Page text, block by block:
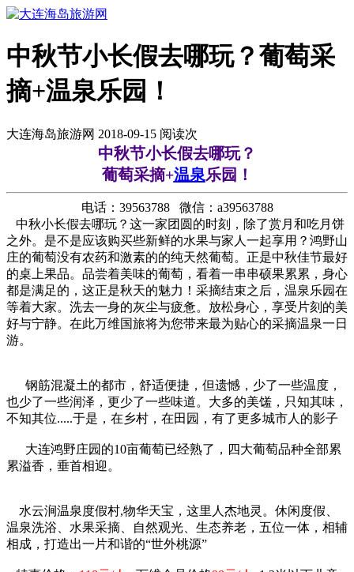
中秋节小长假去哪玩？葡萄采
摘+温泉乐园！
大连海岛旅游网 2018-09-15 阅读次
中秋节小长假去哪玩？
葡萄采摘+温泉乐园！
电话：39563788 微信：a39563788
中秋小长假去哪玩？这一家团圆的时刻，除了赏月和吃月饼
之外。是不是应该购买些新鲜的水果与家人一起享用？鸿野山
庄的葡萄没有农药和激素的的纯天然葡萄。正是中秋佳节最好
的桌上果品。品尝着美味的葡萄，看着一串串硕果累累，身心
都是满足的，这正是秋天的魅力！采摘结束之后，温泉乐园在
等着大家。洗去一身的灰尘与疲惫。放松身心，享受片刻的美
好与宁静。 在此万维国旅将为您带来最为贴心的采摘温泉一日
游。
钢筋混凝土的都市，舒适便捷，但遗憾，少了一些温度，
也少了一些润泽，更少了一些味道。大多的美馐，只知其味，
不知其位.....于是，在乡村，在田园，有了更多城市人的影子
大连鸿野庄园的10亩葡萄已经熟了，四大葡萄品种全部累
累溢香，垂首相迎。
水云涧温泉度假村,物华天宝，这里人杰地灵。休闲度假、
温泉洗浴、水果采摘、自然观光、生态养老，五位一体，相辅
相成，打造出一片和谐的“世外桃源”